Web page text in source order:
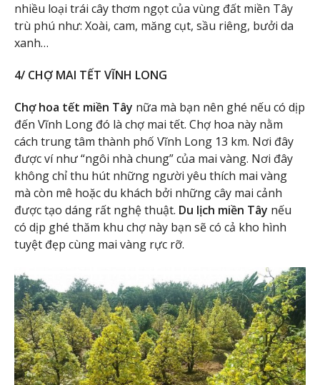
nhiều loại trái cây thơm ngọt của vùng đất miền Tây
trù phú như: Xoài, cam, măng cụt, sầu riêng, bưởi da
xanh…
4/ CHỢ MAI TẾT VĨNH LONG
Chợ hoa tết miền Tây nữa mà bạn nên ghé nếu có dịp
đến Vĩnh Long đó là chợ mai tết. Chợ hoa này nằm
cách trung tâm thành phố Vĩnh Long 13 km. Nơi đây
được ví như “ngôi nhà chung” của mai vàng. Nơi đây
không chỉ thu hút những người yêu thích mai vàng
mà còn mê hoặc du khách bởi những cây mai cảnh
được tạo dáng rất nghệ thuật. Du lịch miền Tây nếu
có dịp ghé thăm khu chợ này bạn sẽ có cả kho hình
tuyệt đẹp cùng mai vàng rực rỡ.